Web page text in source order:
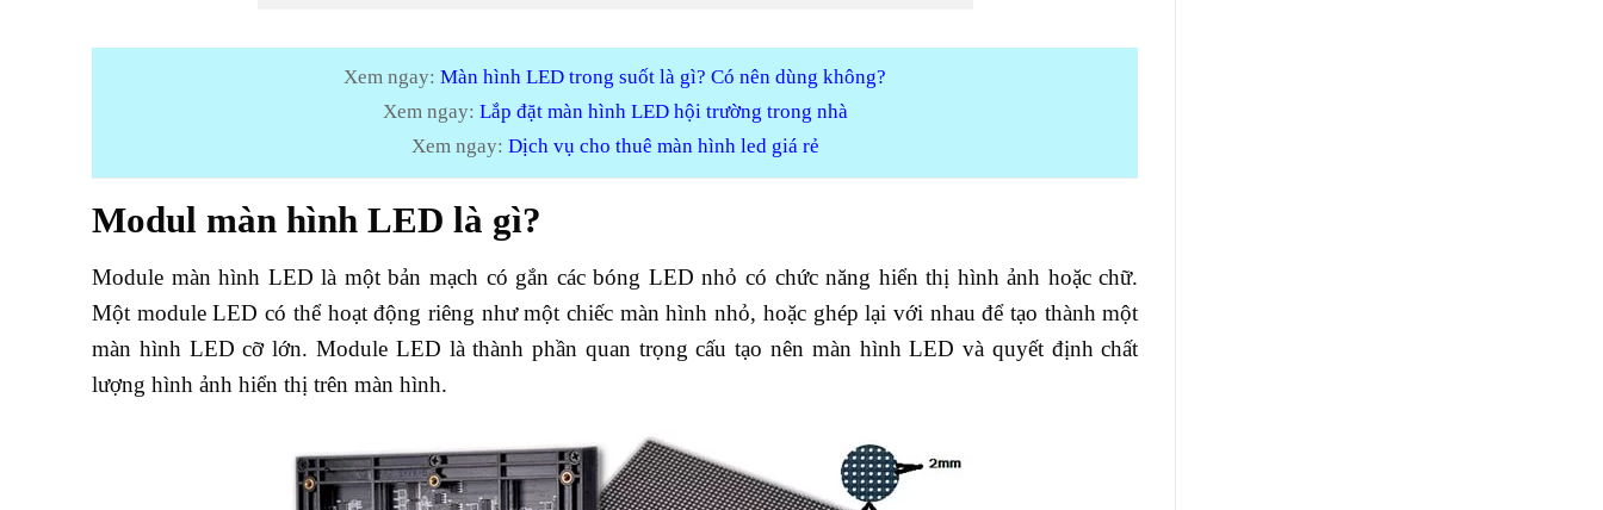
Xem ngay: Màn hình LED trong suốt là gì? Có nên dùng không?
Xem ngay: Lắp đặt màn hình LED hội trường trong nhà
Xem ngay: Dịch vụ cho thuê màn hình led giá rẻ
Modul màn hình LED là gì?
Module màn hình LED là một bản mạch có gắn các bóng LED nhỏ có chức năng hiển thị hình ảnh hoặc chữ.
Một module LED có thể hoạt động riêng như một chiếc màn hình nhỏ, hoặc ghép lại với nhau để tạo thành một
màn hình LED cỡ lớn. Module LED là thành phần quan trọng cấu tạo nên màn hình LED và quyết định chất
lượng hình ảnh hiển thị trên màn hình.